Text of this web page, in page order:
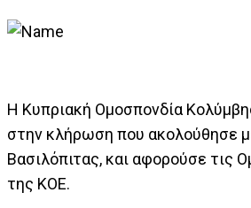
Η Κυπριακή Ομοσπονδία
στην κλήρωση που ακολούθησε
Βασιλόπιτας, και αφορούσε τις
της ΚΟΕ.